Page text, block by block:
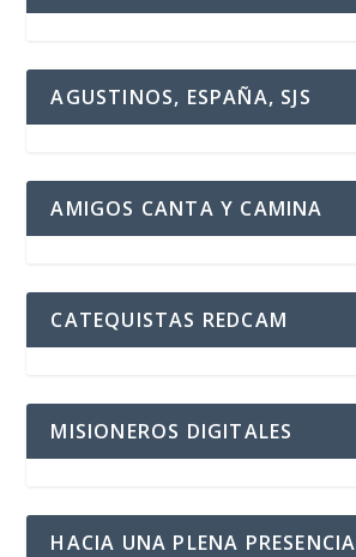
AGUSTINOS, ESPAÑA, SJS
AMIGOS CANTA Y CAMINA
CATEQUISTAS REDCAM
MISIONEROS DIGITALES
HACIA UNA PLENA PRESENCIA